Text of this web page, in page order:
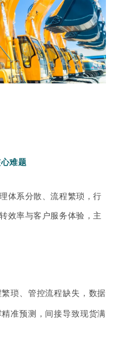
难题
体系分散、流程繁琐，行
效率与客户服务体验，主
琐、管控流程缺失，数据
准预测，间接导致现货满